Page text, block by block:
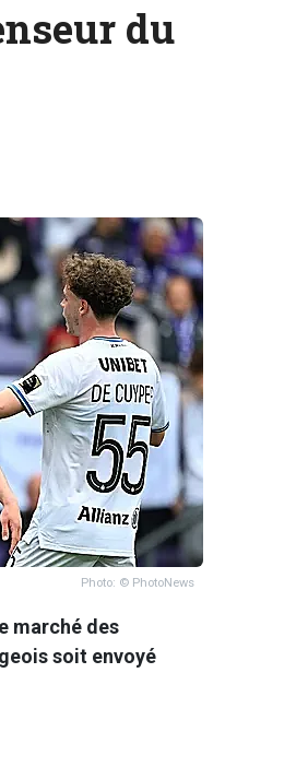
du
Photo: © PhotoNews
marché des
soit envoyé